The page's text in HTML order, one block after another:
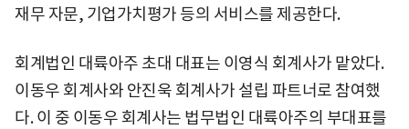
재무 자문, 기업가치평가 등의 서비스를 제공한다.
회계법인 대륙아주 초대 대표는 이영식 회계사가 맡았다.
이동우 회계사와 안진욱 회계사가 설립 파트너로 참여했
다. 이 중 이동우 회계사는 법무법인 대륙아주의 부대표를